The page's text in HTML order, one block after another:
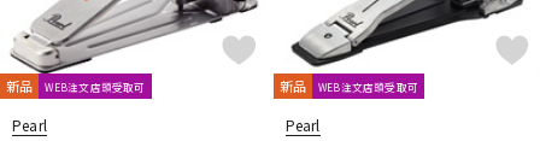
新品 WEB注文店頭受取可
Pearl
新品 WEB注文店頭受取可
Pearl